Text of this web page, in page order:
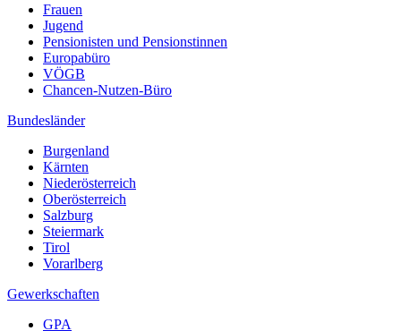
Frauen
Jugend
Pensionisten und Pensionstinnen
Europabüro
VÖGB
Chancen-Nutzen-Büro
Bundesländer
Burgenland
Kärnten
Niederösterreich
Oberösterreich
Salzburg
Steiermark
Tirol
Vorarlberg
Gewerkschaften
GPA